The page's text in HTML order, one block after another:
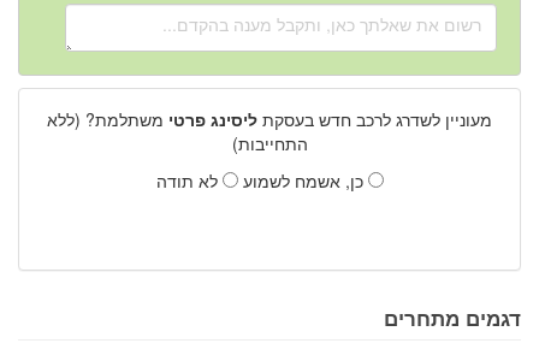
מעוניין לשדרג לרכב חדש בעסקת ליסינג פרטי משתלמת? (ללא
התחייבות)
כן, אשמח לשמוע
לא תודה
דגמים מתחרים